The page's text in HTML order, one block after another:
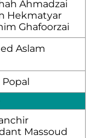
Ahmadzai
Hekmatyar
Ghafoorzai
Aslam
Popal
Massoud